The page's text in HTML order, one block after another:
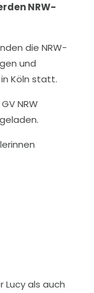
NRW-
die NRW-
und
Köln statt.
NRW
Lucy als auch